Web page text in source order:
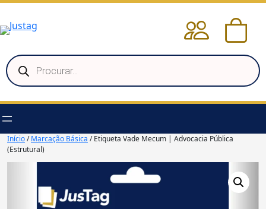
Pular
para
o
Pesquisar
produtos
Início/Marcação Básica / Etiqueta Vade Mecum | Advocacia Pública
(Estrutural)